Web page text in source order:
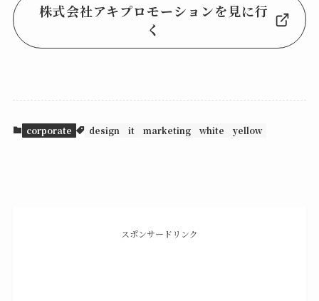
株式会社アキプロモーションを見に行
く
corporate design it marketing white yellow
スポンサードリンク